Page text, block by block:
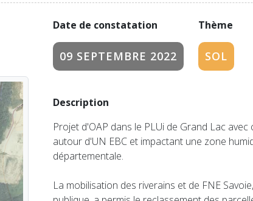
Date de constatation
09 SEPTEMBRE 2022
Thème
SOL
Description
Projet d'OAP dans le PLUi de Grand Lac
autour d'UN EBC et impactant une zone
départementale.
La mobilisation des riverains et de FNE